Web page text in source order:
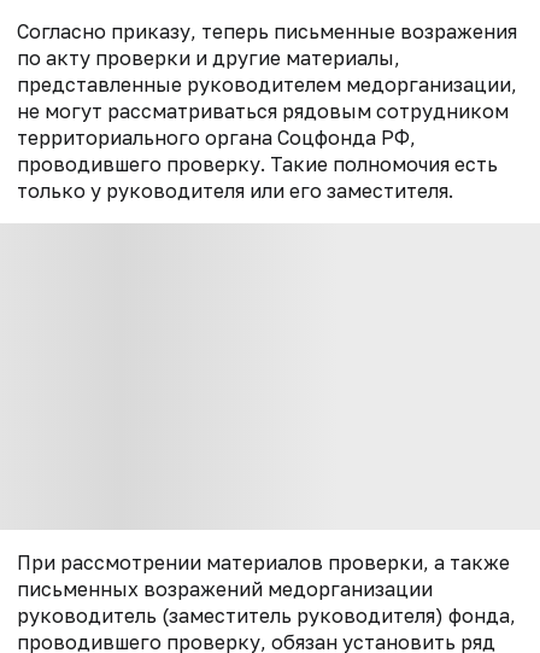
Согласно приказу, теперь письменные возражения
по акту проверки и другие материалы,
представленные руководителем медорганизации,
не могут рассматриваться рядовым сотрудником
территориального органа Соцфонда РФ,
проводившего проверку. Такие полномочия есть
только у руководителя или его заместителя.
При рассмотрении материалов проверки, а также
письменных возражений медорганизации
руководитель (заместитель руководителя) фонда,
проводившего проверку, обязан установить ряд